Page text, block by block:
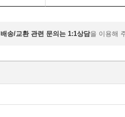
배송/교환 관련 문의는 1:1상담을 이용해